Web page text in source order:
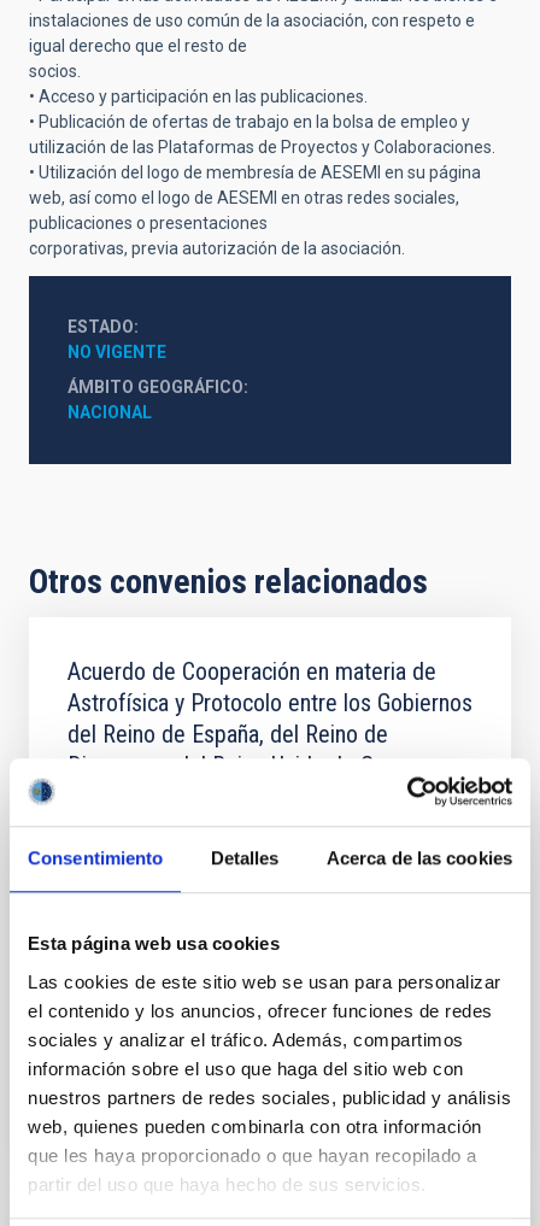
Consentimiento Detalles Acerca de las cookies
Esta página web usa cookies
Las cookies de este sitio web se usan para personalizar
el contenido y los anuncios, ofrecer funciones de redes
sociales y analizar el tráfico. Además, compartimos
información sobre el uso que haga del sitio web con
nuestros partners de redes sociales, publicidad y análisis
web, quienes pueden combinarla con otra información
que les haya proporcionado o que hayan recopilado a
partir del uso que haya hecho de sus servicios.
instalaciones de uso común de la asociación, con respeto e
igual derecho que el resto de
socios.
• Acceso y participación en las publicaciones.
• Publicación de ofertas de trabajo en la bolsa de empleo y
utilización de las Plataformas de Proyectos y Colaboraciones.
• Utilización del logo de membresía de AESEMI en su página
web, así como el logo de AESEMI en otras redes sociales,
publicaciones o presentaciones
corporativas, previa autorización de la asociación.
ESTADO
NO VIGENTE
ÁMBITO GEOGRÁFICO
NACIONAL
Otros convenios relacionados
Acuerdo de Cooperación en materia de
Astrofísica y Protocolo entre los Gobiernos
del Reino de España, del Reino de
Dinamarca, del Reino Unido de Gran
Bretaña e Irlanda del Norte y del Reino de
Suecia, hechos en Santa Cruz de la Palma
(Canarias) el 26 de m
países europeos, concede a los organismos
firmantes una participación efectiva en la adopción
de
Vigente